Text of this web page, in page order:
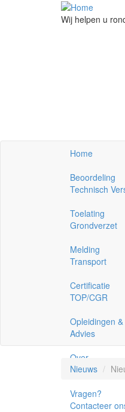
Overslaan en naar de inhoud
Wij helpen u
Home
Beoordeling
Technisch
Toelating
Grondverzet
Melding
Transport
Certificatie
TOP/CGR
Opleidingen &
Advies
Over
Grondwijzer
Vragen?
Contacteer
Nieuws